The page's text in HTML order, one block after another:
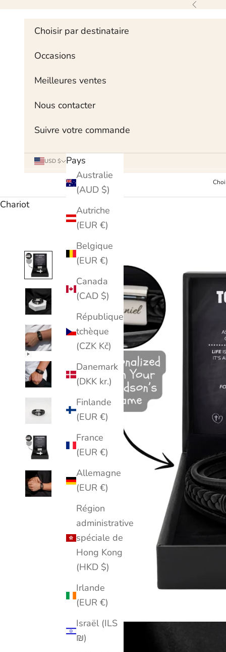
Précédent
Choisir par destinataire
Occasions
Meilleures ventes
Nous contacter
Suivre votre commande
USD $
Pays
Australie
(AUD $)
Autriche
(EUR €)
Belgique
(EUR €)
Canada
(CAD $)
République
tchèque
(CZK Kč)
Danemark
(DKK kr.)
Finlande
(EUR €)
France
(EUR €)
Allemagne
(EUR €)
Région
administrative
spéciale de
Hong Kong
(HKD $)
Irlande
(EUR €)
Israël (ILS
₪)
Chariot